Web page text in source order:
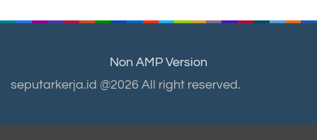
Non AMP Version
seputarkerja.id @2026 All right reserved.